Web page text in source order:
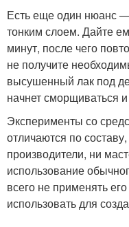
Есть еще один нюанс
тонким слоем. Дайте
минут, после чего
не получите
высушенный лак под
начнет сморщиваться
Эксперименты со
отличаются по
производители, ни
использование
всего не применять
использовать для